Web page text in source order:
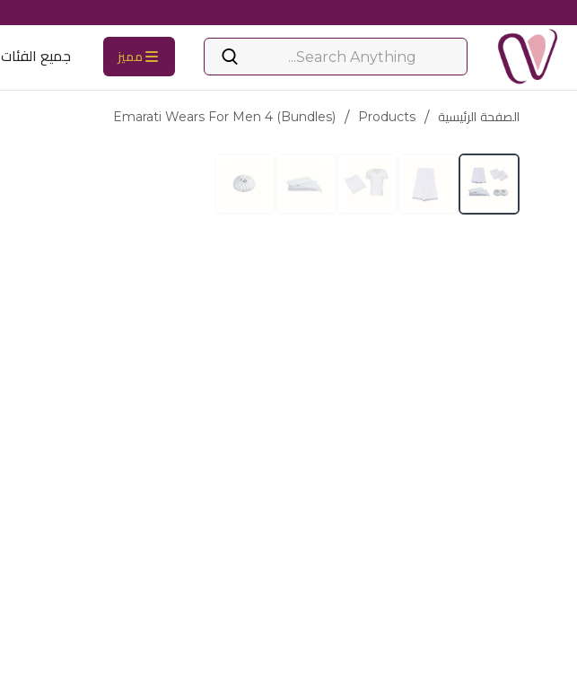
مميز جميع الفئات
الصفحة الرئيسية /
Products
/
Emarati Wears For Men 4 (bundles)